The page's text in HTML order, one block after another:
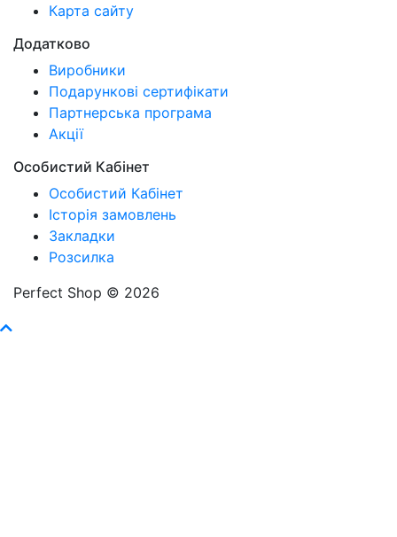
Карта сайту
Додатково
Виробники
Подарункові сертифікати
Партнерська програма
Акції
Особистий Кабінет
Особистий Кабінет
Історія замовлень
Закладки
Розсилка
Perfect Shop © 2026